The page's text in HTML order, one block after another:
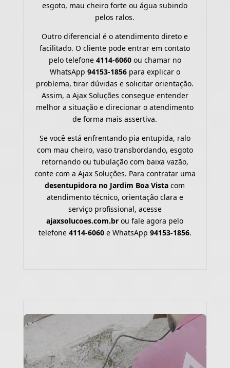
esgoto, mau cheiro forte ou água subindo
pelos ralos.
Outro diferencial é o atendimento direto e
facilitado. O cliente pode entrar em contato
pelo telefone 4114-6060ou chamar no
WhatsApp 94153-1856para explicar o
problema, tirar dúvidas e solicitar orientação.
Assim, a Ajax Soluções consegue entender
melhor a situação e direcionar o atendimento
de forma mais assertiva.
Se você está enfrentando pia entupida, ralo
com mau cheiro, vaso transbordando, esgoto
retornando ou tubulação com baixa vazão,
conte com a Ajax Soluções. Para contratar uma
desentupidora no Jardim Boa Vista com
atendimento técnico, orientação clara e
serviço profissional, acesse
ajaxsolucoes.com.br ou fale agora pelo
telefone 4114-6060e WhatsApp 94153-1856.